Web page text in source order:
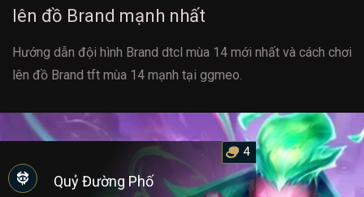
lên đồ Brand mạnh nhất
Hướng dẫn đội hình Brand dtcl mùa 14 mới nhất và cách chơi
lên đồ Brand tft mùa 14 mạnh tại ggmeo.
4
Quỷ Đường Phố